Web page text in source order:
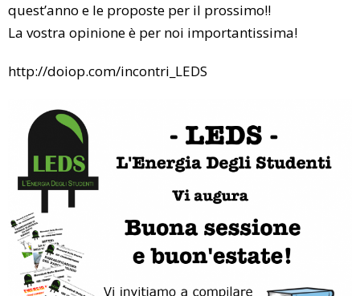
Other Events
quest’anno e le proposte per il prossimo!!
La vostra opinione è per noi importantissima!
http://doiop.com/incontri_LEDS